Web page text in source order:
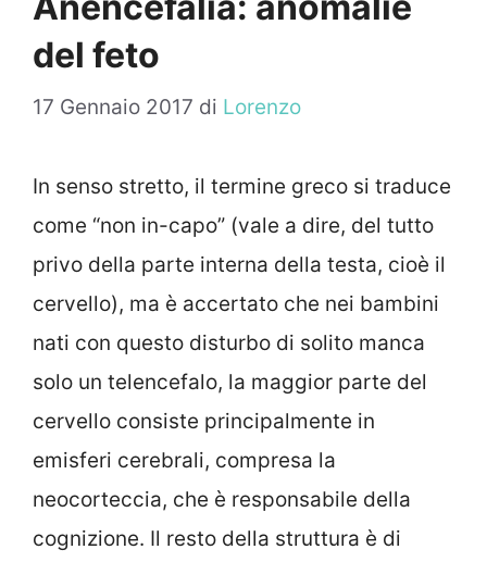
del feto
17 Gennaio 2017 di Lorenzo
In senso stretto, il termine greco si traduce
come “non in-capo” (vale a dire, del tutto
privo della parte interna della testa, cioè il
cervello), ma è accertato che nei bambini
nati con questo disturbo di solito manca
solo un telencefalo, la maggior parte del
cervello consiste principalmente in
emisferi cerebrali, compresa la
neocorteccia, che è responsabile della
cognizione. Il resto della struttura è di